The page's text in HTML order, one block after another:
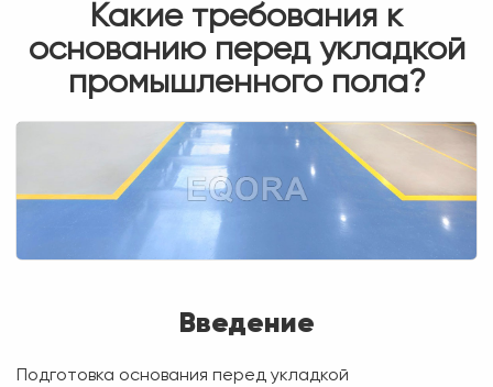
Какие требования к
основанию перед укладкой
промышленного пола?
Введение
Подготовка основания перед укладкой